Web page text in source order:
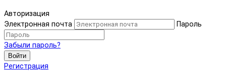
Авторизация
Электронная почта
Пароль
Забыли пароль?
Войти
Регистрация